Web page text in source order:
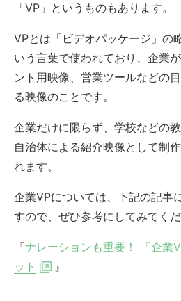
「VP」というものもあります。
VPとは「ビデオパッケージ」の
いう言葉で使われており、企業
ント用映像、営業ツールなどの
る映像のことです。
企業だけに限らず、学校などの
自治体による紹介映像として制
れます。
企業VPについては、下記の記事
すので、ぜひ参考にしてみてくだ
『ナレーションも重要！ 「企業
ット
』